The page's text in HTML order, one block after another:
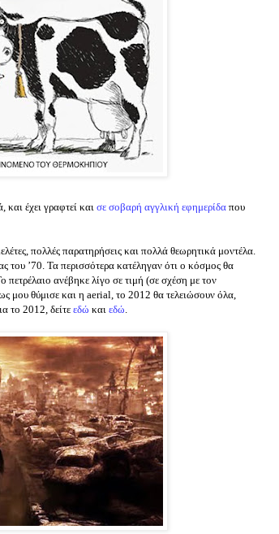
και έχει γραφτεί και σε σοβαρή αγγλική εφημερίδα που
πολλές παρατηρήσεις και πολλά θεωρητικά μοντέλα.
του ’70. Τα περισσότερα κατέληγαν ότι ο κόσμος θα
πετρέλαιο ανέβηκε λίγο σε τιμή (σε σχέση με τον
μου θύμισε και η aerial, το 2012 θα τελειώσουν όλα,
το 2012, δείτεεδώ και εδώ